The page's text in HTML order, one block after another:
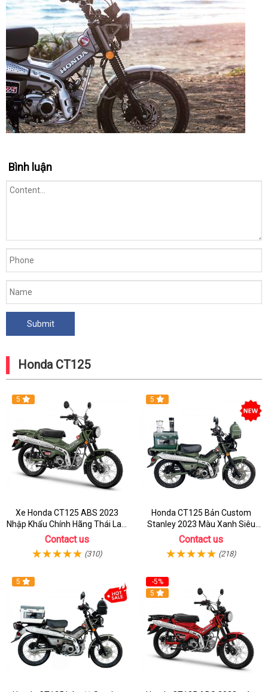
Bình luận
Honda CT125
5
Xe Honda CT125 ABS 2023
Nhập Khẩu Chính Hãng Thái Lan,
Đủ Phụ Kiện Đồ Chơi
Contact us
(310)
5
Honda CT125 Bản Custom
Stanley 2023 Màu Xanh Siêu
Chất
Contact us
(218)
5
-5%
5